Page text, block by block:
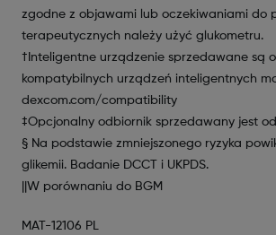
zgodne z objawami lub oczekiwaniami do
terapeutycznych należy użyć glukometru.
†Inteligentne urządzenie sprzedawane są
kompatybilnych urządzeń inteligentnych
dexcom.com/compatibility
‡Opcjonalny odbiornik sprzedawany jest
§ Na podstawie zmniejszonego ryzyka
glikemii. Badanie DCCT i UKPDS.
||W porównaniu do BGM
MAT-12106 PL